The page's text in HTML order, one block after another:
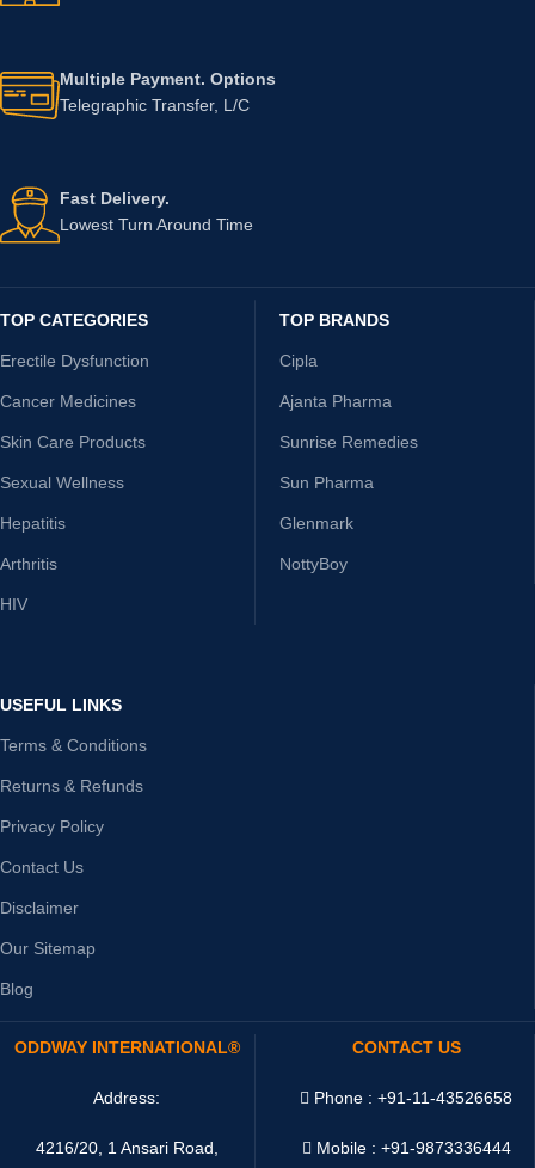
Multiple Payment. Options
Telegraphic Transfer, L/C
Fast Delivery.
Lowest Turn Around Time
TOP CATEGORIES
Erectile Dysfunction
Cancer Medicines
Skin Care Products
Sexual Wellness
Hepatitis
Arthritis
HIV
TOP BRANDS
Cipla
Ajanta Pharma
Sunrise Remedies
Sun Pharma
Glenmark
NottyBoy
USEFUL LINKS
Terms & Conditions
Returns & Refunds
Privacy Policy
Contact Us
Disclaimer
Our Sitemap
Blog
ODDWAY INTERNATIONAL®
Address:
4216/20, 1 Ansari Road,
CONTACT US
Phone : +91-11-43526658
Mobile : +91-9873336444